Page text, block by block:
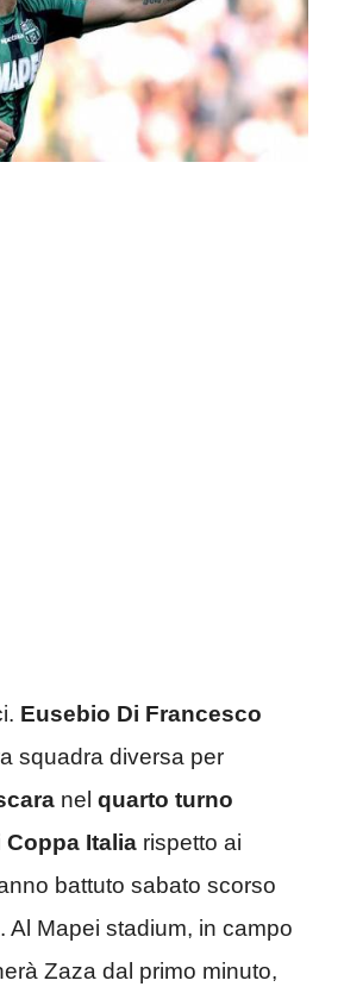
Eusebio Di Francesco
squadra diversa per
nel quarto turno
Italia rispetto ai
battuto sabato scorso
Al Mapei stadium, in campo
Zaza dal primo minuto,